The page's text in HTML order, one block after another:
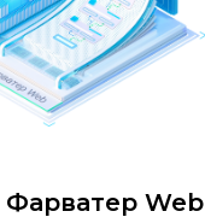
Фарватер Web